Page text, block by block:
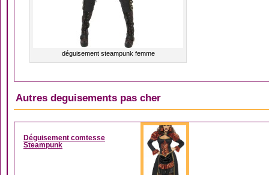
déguisement steampunk femme
Autres deguisements pas cher
DÉGUISEMENT
Déguisement comtesse
Steampunk